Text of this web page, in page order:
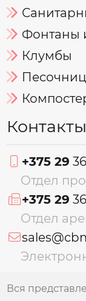
Фонтаны
Клумбы
Контакты
+375 29
Отдел
+375 29
Отдел
Вся